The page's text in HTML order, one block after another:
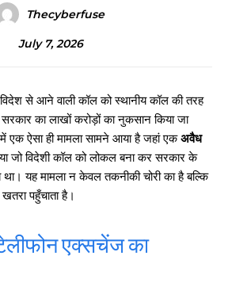
Thecyberfuse
July 7, 2026
से आने वाली कॉल को स्थानीय कॉल की तरह
का लाखों करोड़ों का नुकसान किया जा
एक ऐसा ही मामला सामने आया है जहां एकअवैध
जो विदेशी कॉल को लोकल बना कर सरकार के
था। यह मामला न केवल तकनीकी चोरी का है बल्कि
खतरा पहुँचाता है।
एक्सचेंज का